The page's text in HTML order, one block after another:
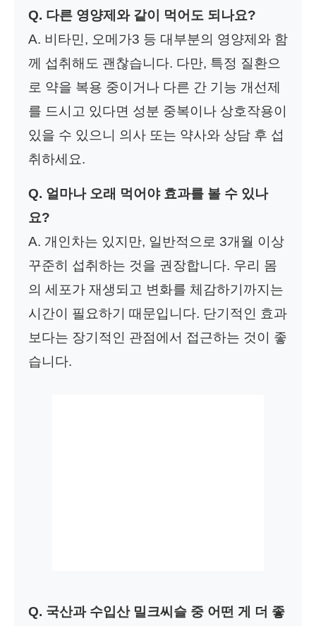
Q. 다른 영양제와 같이 먹어도 되나요?
A. 비타민, 오메가3 등 대부분의 영양제와 함
께 섭취해도 괜찮습니다. 다만, 특정 질환으
로 약을 복용 중이거나 다른 간 기능 개선제
를 드시고 있다면 성분 중복이나 상호작용이
있을 수 있으니 의사 또는 약사와 상담 후 섭
취하세요.
Q. 얼마나 오래 먹어야 효과를 볼 수 있나
요?
A. 개인차는 있지만, 일반적으로 3개월 이상
꾸준히 섭취하는 것을 권장합니다. 우리 몸
의 세포가 재생되고 변화를 체감하기까지는
시간이 필요하기 때문입니다. 단기적인 효과
보다는 장기적인 관점에서 접근하는 것이 좋
습니다.
Q. 국산과 수입산 밀크씨슬 중 어떤 게 더 좋